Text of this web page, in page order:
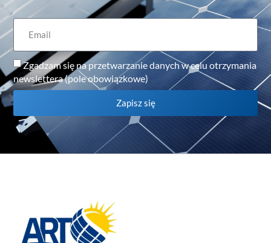
Zgadzam się na przetwarzanie danych w celu otrzymania
newslettera (pole obowiązkowe)
Zapisz się